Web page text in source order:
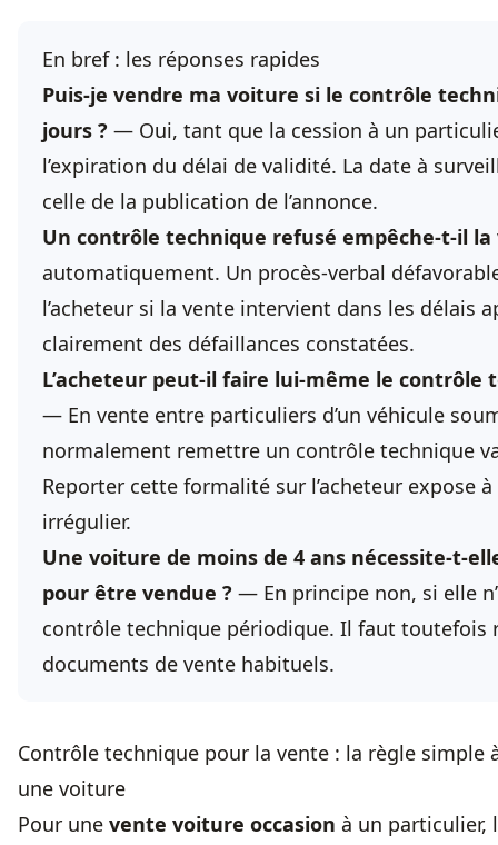
En bref : les réponses rapides
Puis-je vendre ma voiture si le contrôle
jours ? — Oui, tant que la cession à un
l’expiration du délai de validité. La date à
celle de la publication de l’annonce.
Un contrôle technique refusé empêche-t-il la
automatiquement. Un procès-verbal
l’acheteur si la vente intervient dans les délais
clairement des défaillances constatées.
L’acheteur peut-il faire lui-même le contrôle
— En vente entre particuliers d’un véhicule
normalement remettre un contrôle technique
Reporter cette formalité sur l’acheteur expose
irrégulier.
Une voiture de moins de 4 ans nécessite-t-
pour être vendue ? — En principe non, si elle
contrôle technique périodique. Il faut toutefois
documents de vente habituels.
Contrôle technique pour la vente : la règle simple
une voiture
Pour une vente voiture occasion à un particulier,